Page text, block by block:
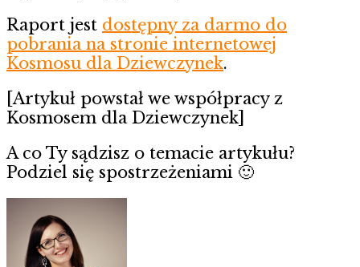
Raport jest dostępny za darmo do
pobrania na stronie internetowej
Kosmosu dla Dziewczynek.
[Artykuł powstał we współpracy z
Kosmosem dla Dziewczynek]
A co Ty sądzisz o temacie artykułu?
Podziel się spostrzeżeniami 🙂